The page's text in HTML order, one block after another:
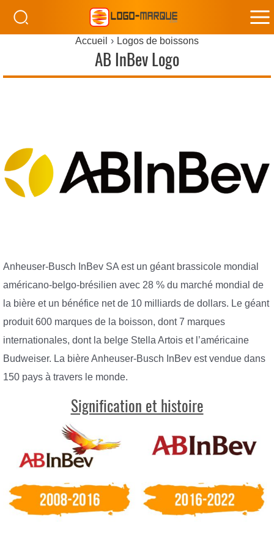
Accueil Logos de boissons
AB InBev Logo
Anheuser-Busch InBev SA est un géant brassicole mondial
américano-belgo-brésilien avec 28 % du marché mondial de
la bière et un bénéfice net de 10 milliards de dollars. Le géant
produit 600 marques de la boisson, dont 7 marques
internationales, dont la belge Stella Artois et l’américaine
Budweiser. La bière Anheuser-Busch InBev est vendue dans
150 pays à travers le monde.
Signification et histoire